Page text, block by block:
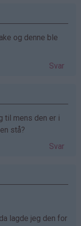
og denne ble
Svar
til mens den er i
stå?
Svar
lagde jeg den for